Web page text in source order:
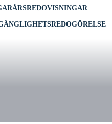
ÅRSREDOVISNINGAR